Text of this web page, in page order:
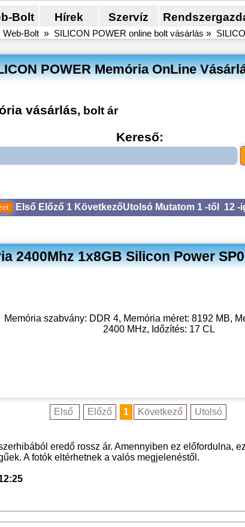
Bolt Hírek Szervíz
Web-Bolt» SILICON POWER online bolt vásárlás »
POWER Memória OnLine
vásárlás, bolt ár
Kereső:
Első Előző 1 KövetkezőUtolsó Mutatom 1 -től 12 -
2400Mhz 1x8GB Silicon Power
Memória szabvány: DDR 4, Memória méret: 8192 MB,
2400 MHz, Időzítés: 17 CL
Első Előző 1 Következő Utolsó
eredő rossz ár. Amennyiben ez előfordulna,
A fotók eltérhetnek a valós megjelenéstől.